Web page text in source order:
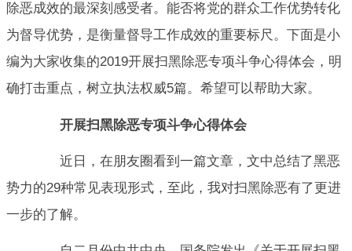
除恶成效的最深刻感受者。能否将党的群众工作优势转化
为督导优势，是衡量督导工作成效的重要标尺。下面是小
编为大家收集的2019开展扫黑除恶专项斗争心得体会，明
确打击重点，树立执法权威5篇。希望可以帮助大家。
开展扫黑除恶专项斗争心得体会
近日，在朋友圈看到一篇文章，文中总结了黑恶
势力的29种常见表现形式，至此，我对扫黑除恶有了更进
一步的了解。